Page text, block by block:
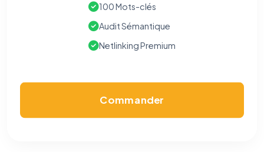
100 Mots-clés
Audit Sémantique
Netlinking Premium
Commander